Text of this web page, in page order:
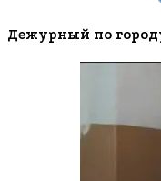
Дежурный по